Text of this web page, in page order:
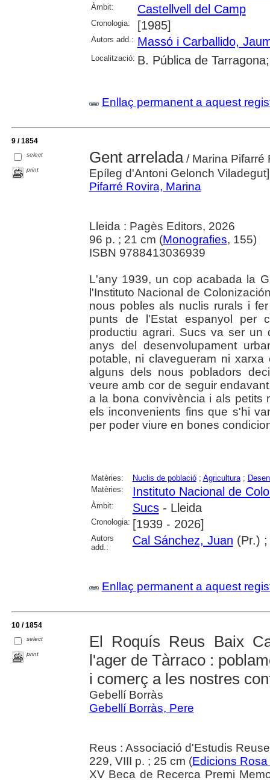
Àmbit: Castellvell del Camp
Cronologia: [1985]
Autors add.: Massó i Carballido,
Localització: B. Pública de
Enllaç permanent a aquest
9 / 1854
select
print
Gent arrelada/ Marina Pifarré
Epíleg d'Antoni Gelonch Viladegut]
Pifarré Rovira, Marina
Lleida : Pagès Editors, 2026
96 p. ; 21 cm (Monografies, 155)
ISBN 9788413036939
L'any 1939, un cop acabada la
l'Instituto Nacional de
nous pobles als nuclis rurals i
punts de l'Estat espanyol per
productiu agrari. Sucs va ser un
anys del desenvolupament
potable, ni clavegueram ni
alguns dels nous pobladors
veure amb cor de seguir
a la bona convivència i als petits
els inconvenients fins que s'hi
per poder viure en bones
Matèries: Nuclis de població; Agricultura;
Matèries:
Instituto Nacional de
Àmbit: Sucs- Lleida
Cronologia: [1939 - 2026]
Autors
add.:
Cal Sánchez, Juan (Pr.)
Enllaç permanent a aquest
10 / 1854
select
print
El Roquís Reus Baix
l'ager de Tàrraco :
i comerç a les nostres
Gebellí Borràs
Gebellí Borràs, Pere
Reus : Associació d'Estudis
229, VIII p. ; 25 cm (Edicions
XV Beca de Recerca Premi